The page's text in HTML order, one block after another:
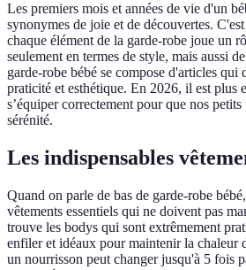
Les premiers mois et années de vie d'un
synonymes de joie et de découvertes.
chaque élément de la garde-robe joue un
seulement en termes de style, mais aussi
garde-robe bébé se compose d'articles
praticité et esthétique. En 2026, il est plus
s’équiper correctement pour que nos
sérénité.
Les indispensables
Quand on parle de bas de garde-robe
vêtements essentiels qui ne doivent pas
trouve les bodys qui sont extrêmement
enfiler et idéaux pour maintenir la chaleur
un nourrisson peut changer jusqu'à 5 fois